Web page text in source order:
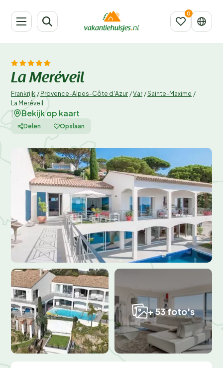
La Meréveil
Frankrijk / Provence-Alpes-Côte d'Azur /Var /Sainte-Maxime /
La Meréveil
Bekijk op kaart
Delen Opslaan
+ 53 foto's